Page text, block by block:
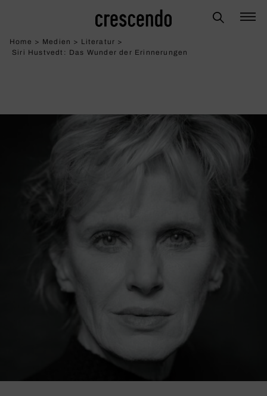
Home > Medien > Literatur >
Siri Hustvedt: Das Wunder der Erin­ne­rungen